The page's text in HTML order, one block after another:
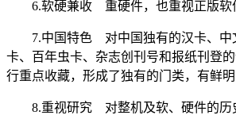
6.软硬兼收 重硬件，也重视正版软
7.中国特色 对中国独有的汉卡、中
卡、百年虫卡、杂志创刊号和报纸刊登的
行重点收藏，形成了独有的门类，有鲜明
8.重视研究 对整机及软、硬件的历